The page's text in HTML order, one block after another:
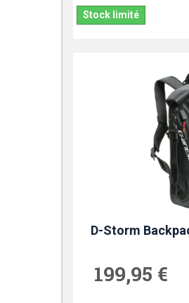
Stock limité
D-Storm
199,95 €